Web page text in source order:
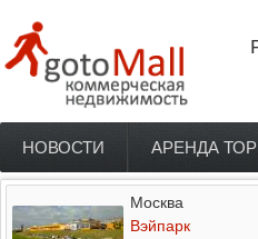
Главное меню
НОВОСТИ АРЕНДА
Москва
Вэйпарк